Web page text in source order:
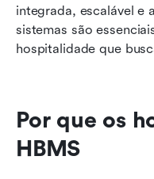
integrada, escalável e
sistemas são
hospitalidade que
Por que os
HBMS